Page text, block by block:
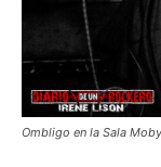
Ombligo en la Sala